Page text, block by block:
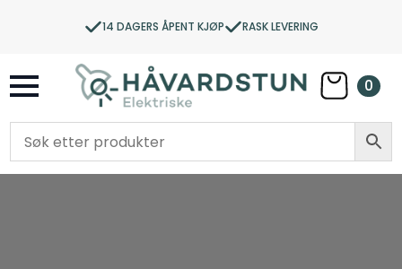
14 DAGERS ÅPENT KJØP RASK LEVERING
0